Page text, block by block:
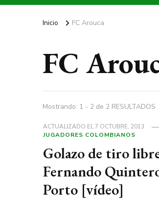
Inicio FC Arouca
FC
Mostrando: 1 - 2 de 2 RESULTADOS
ACTUALIZADO EL7 OCTUBRE, 2013
JUGADORES COLOMBIANOS
Golazo de tiro
Fernando
Porto [vídeo]